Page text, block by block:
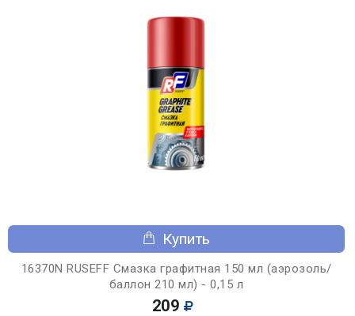
Купить
16370N RUSEFF Смазка графитная 150 мл (аэрозоль/
баллон 210 мл) - 0,15 л
209